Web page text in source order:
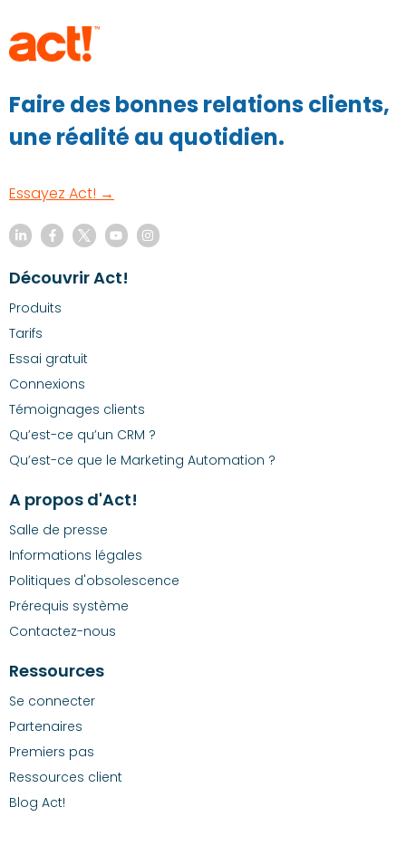
Faire des bonnes relations clients,
une réalité au quotidien.
Essayez Act! →
Découvrir Act!
Produits
Tarifs
Essai gratuit
Connexions
Témoignages clients
Qu’est-ce qu’un CRM ?
Qu’est-ce que le Marketing Automation ?
A propos d'Act!
Salle de presse
Informations légales
Politiques d'obsolescence
Prérequis système
Contactez-nous
Ressources
Se connecter
Partenaires
Premiers pas
Ressources client
Blog Act!